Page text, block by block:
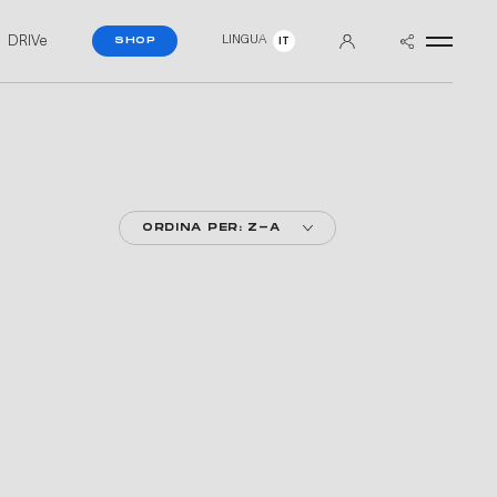
DRIVe SHOP LINGUA
ORDINA PER: Z-A